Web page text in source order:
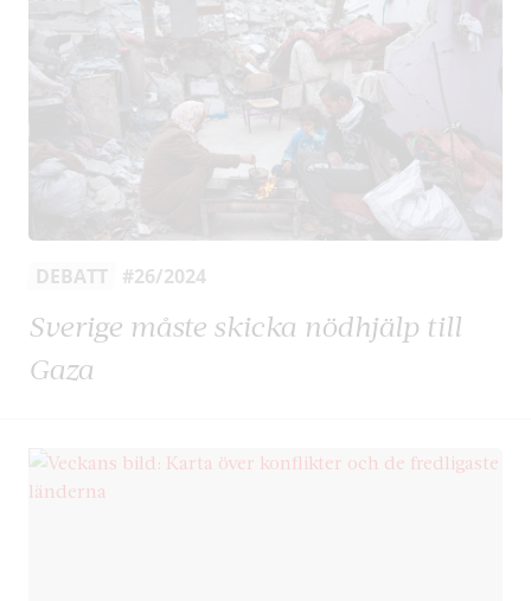
DEBATT #26/2024
Sverige måste skicka nödhjälp till
Gaza